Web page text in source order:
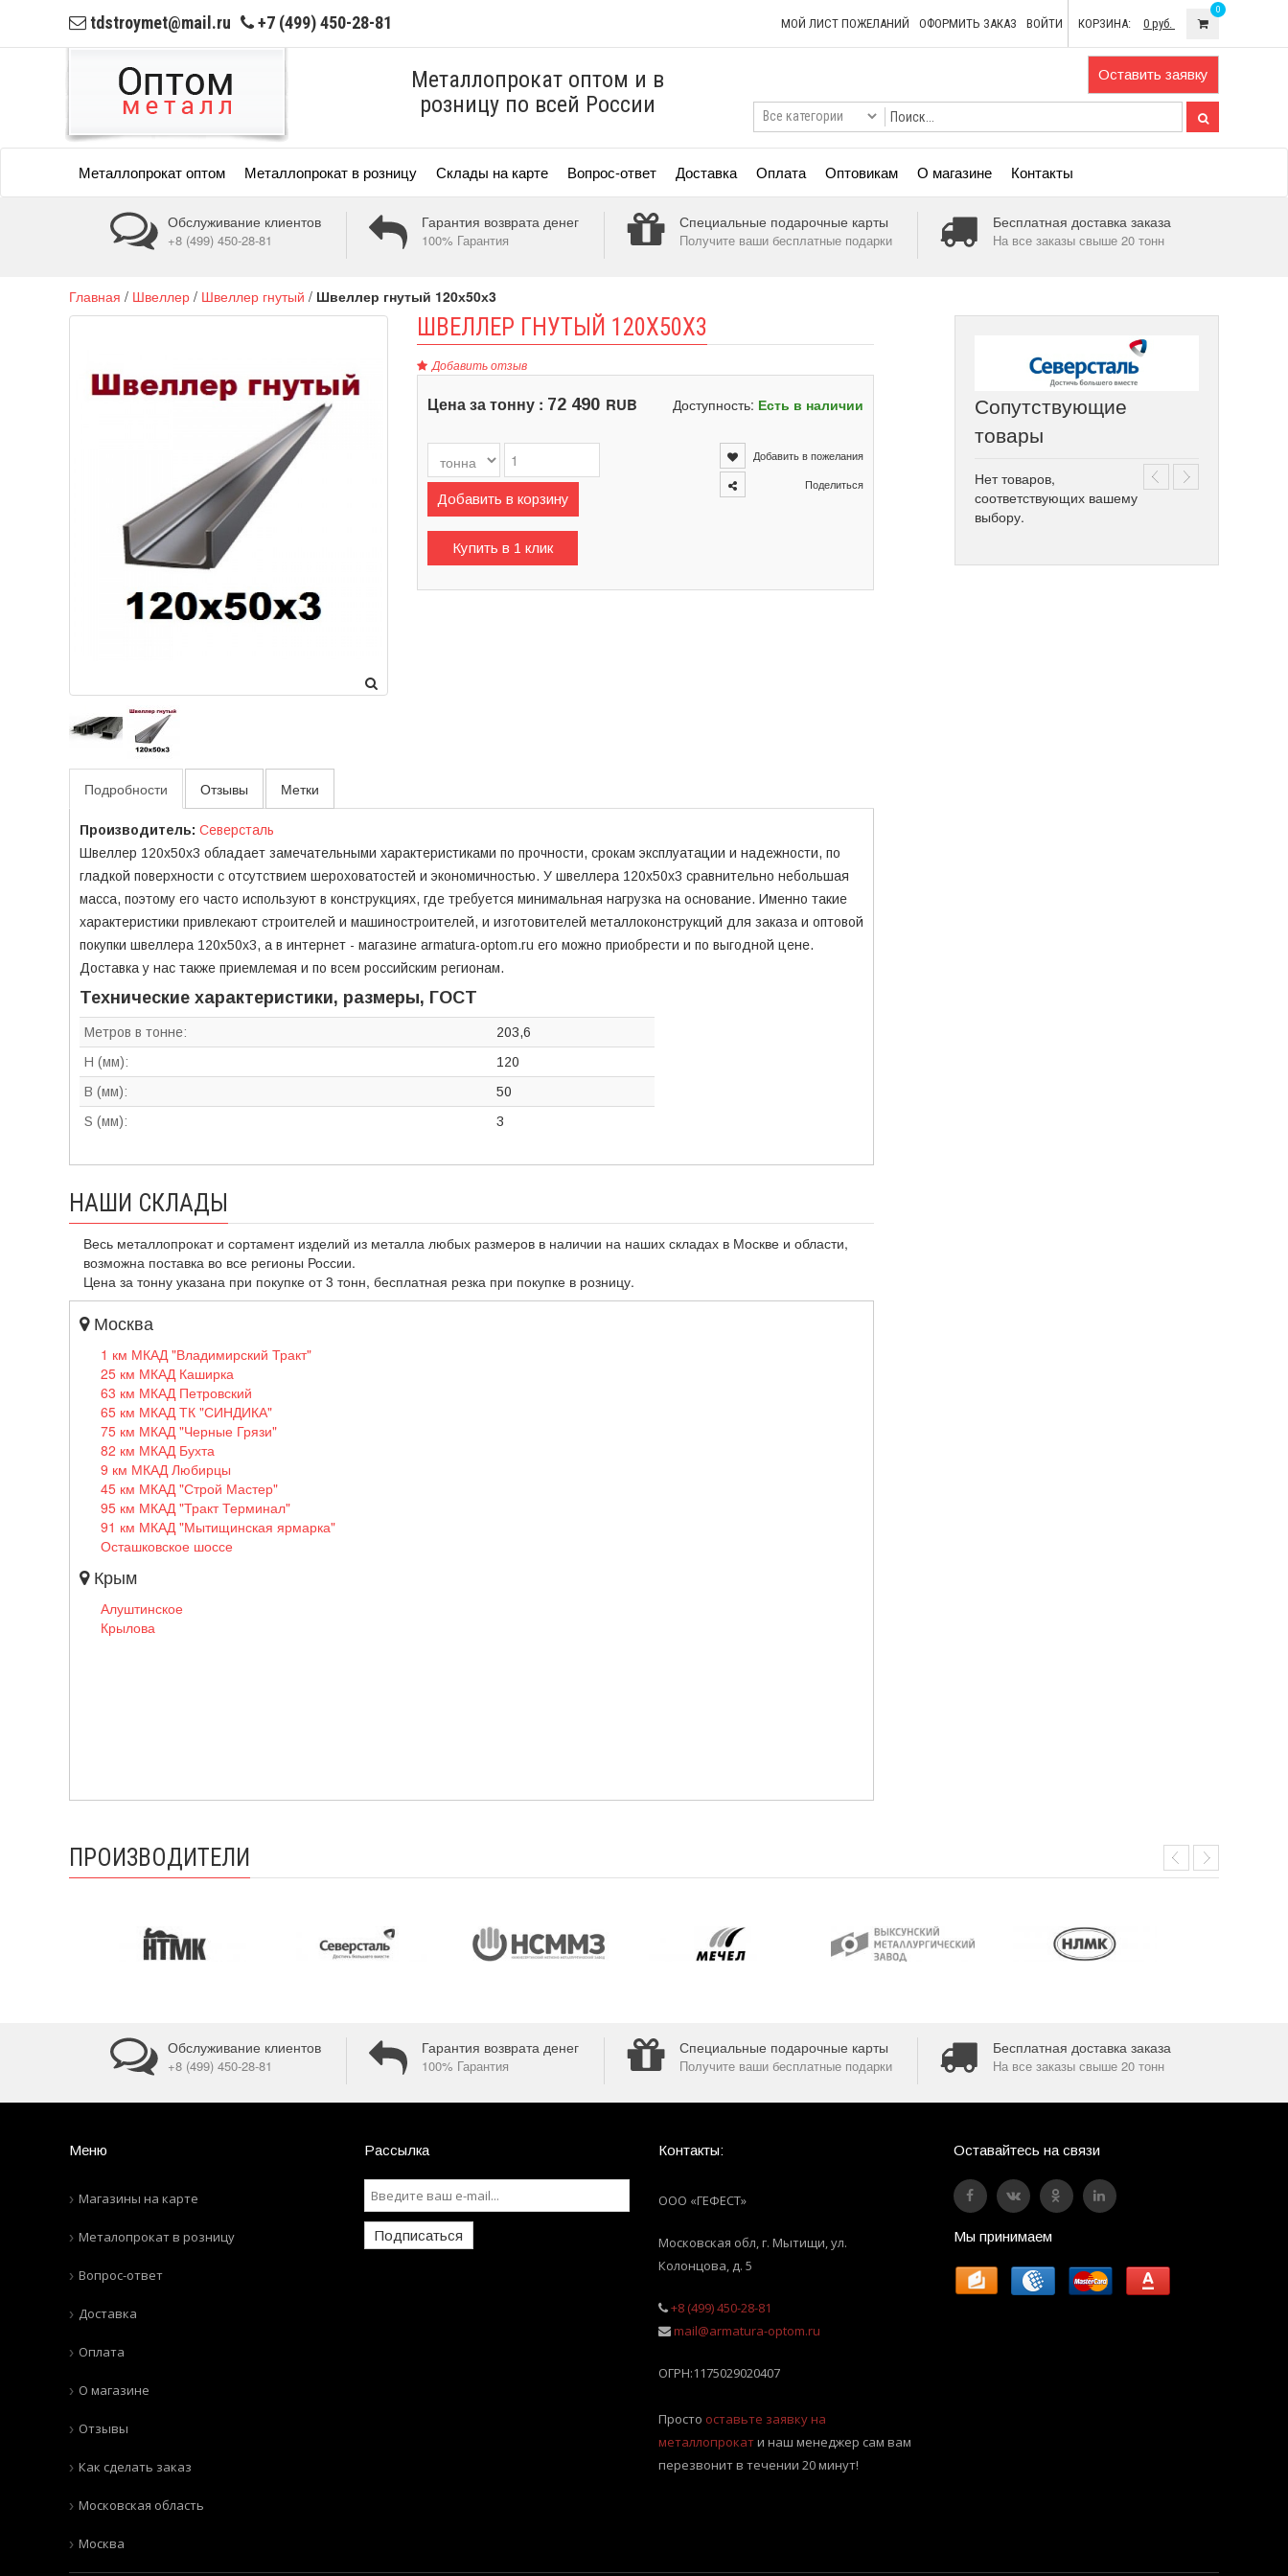
tdstroymet@mail.ru +7 (499) 450-28-81 МОЙ ЛИСТ ПОЖЕЛАНИЙ ОФОРМИТЬ ЗАКАЗ ВОЙТИ КОРЗИНА: 0 руб.
0
Металлопрокат оптом и в
розницу по всей России
Оставить заявку
Металлопрокат оптом Металлопрокат в розницу Склады на карте Вопрос-ответ Доставка Оплата Оптовикам О магазине Контакты
Обслуживание клиентов
+8 (499) 450-28-81
Гарантия возврата денег
100% Гарантия
Специальные подарочные карты
Получите ваши бесплатные подарки
Бесплатная доставка заказа
На все заказы свыше 20 тонн
Главная / Швеллер / Швеллер гнутый / Швеллер гнутый 120х50х3
ШВЕЛЛЕР ГНУТЫЙ 120Х50Х3
Добавить отзыв
Доступность: Есть в наличии
Цена за тонну : 72 490 RUB
Добавить в корзину
Добавить в пожелания
Поделиться
Купить в 1 клик
Подробности Отзывы Метки
Производитель: Северсталь
Швеллер 120х50х3 обладает замечательными характеристиками по прочности, срокам эксплуатации и надежности, по
гладкой поверхности с отсутствием шероховатостей и экономичностью. У швеллера 120х50х3 сравнительно небольшая
масса, поэтому его часто используют в конструкциях, где требуется минимальная нагрузка на основание. Именно такие
характеристики привлекают строителей и машиностроителей, и изготовителей металлоконструкций для заказа и оптовой
покупки швеллера 120х50х3, а в интернет - магазине armatura-optom.ru его можно приобрести и по выгодной цене.
Доставка у нас также приемлемая и по всем российским регионам.
Технические характеристики, размеры, ГОСТ
Метров в тонне:
203,6
H (мм):
120
B (мм):
50
S (мм):
3
НАШИ СКЛАДЫ
Весь металлопрокат и сортамент изделий из металла любых размеров в наличии на наших складах в Москве и области,
возможна поставка во все регионы России.
Цена за тонну указана при покупке от 3 тонн, бесплатная резка при покупке в розницу.
Москва
1 км МКАД "Владимирский Тракт"
25 км МКАД Каширка
63 км МКАД Петровский
65 км МКАД ТК "СИНДИКА"
75 км МКАД "Черные Грязи"
82 км МКАД Бухта
9 км МКАД Любирцы
45 км МКАД "Строй Мастер"
95 км МКАД "Тракт Терминал"
91 км МКАД "Мытищинская ярмарка"
Осташковское шоссе
Крым
Алуштинское
Крылова
Сопутствующие
товары
Нет товаров,
соответствующих вашему
выбору.
ПРОИЗВОДИТЕЛИ
Обслуживание клиентов
+8 (499) 450-28-81
Гарантия возврата денег
100% Гарантия
Специальные подарочные карты
Получите ваши бесплатные подарки
Бесплатная доставка заказа
На все заказы свыше 20 тонн
Меню
Магазины на карте
Металопрокат в розницу
Вопрос-ответ
Доставка
Оплата
О магазине
Отзывы
Как сделать заказ
Московская область
Москва
Рассылка
Подписаться
Контакты:
ООО «ГЕФЕСТ»
Московская обл, г. Мытищи,ул.
Колонцова, д. 5
+8 (499) 450-28-81
mail@armatura-optom.ru
ОГРН:1175029020407
Просто оставьте заявку на
металлопрокати наш менеджер сам вам
перезвонит в течении 20 минут!
Оставайтесь на связи
Мы принимаем